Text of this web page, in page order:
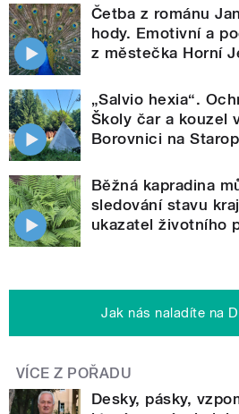
Četba z románu
hody. Emotivní a
z městečka Horní
„Salvio hexia“.
Školy čar a kouzel
Borovnici na
Běžná kapradina
sledování stavu
ukazatel životního
Jak nás naladíte na
VÍCE Z POŘADU
Desky, pásky,